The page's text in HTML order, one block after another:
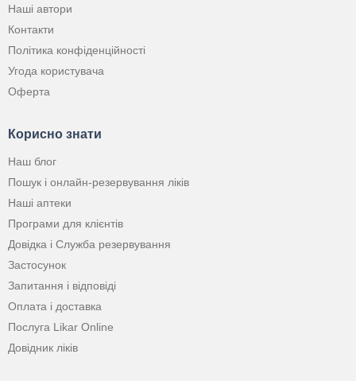
Наші автори
Контакти
Політика конфіденційності
Угода користувача
Оферта
Корисно знати
Наш блог
Пошук і онлайн-резервування ліків
Наші аптеки
Програми для клієнтів
Довідка і Служба резервування
Застосунок
Запитання і відповіді
Оплата і доставка
Послуга Likar Online
Довідник ліків